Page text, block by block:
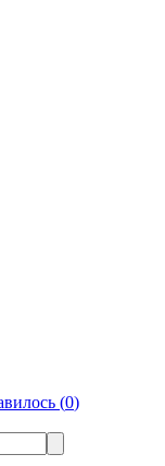
(0)